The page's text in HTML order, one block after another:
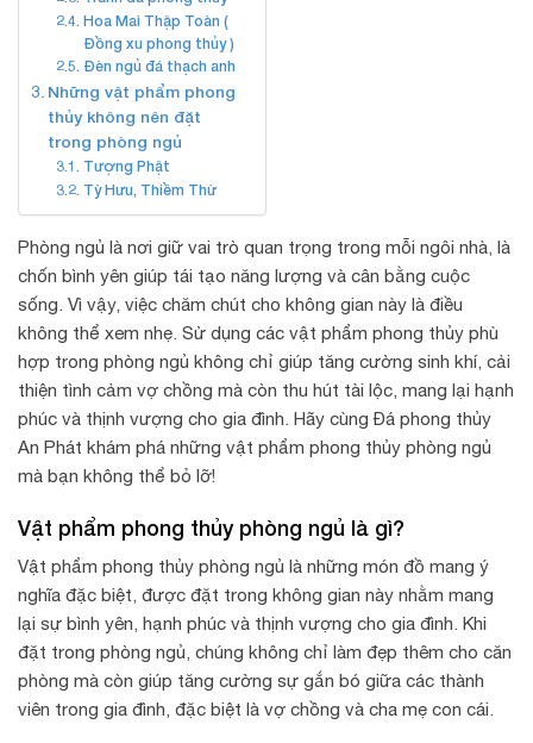
Hoa Mai Thập Toàn (
Đồng xu phong thủy )
Đèn ngủ đá thạch anh
Những vật phẩm phong
thủy không nên đặt
trong phòng ngủ
Tượng Phật
Tỳ Hưu, Thiềm Thừ
Phòng ngủ là nơi giữ vai trò quan trọng trong mỗi ngôi nhà, là
chốn bình yên giúp tái tạo năng lượng và cân bằng cuộc
sống. Vì vậy, việc chăm chút cho không gian này là điều
không thể xem nhẹ. Sử dụng các vật phẩm phong thủy phù
hợp trong phòng ngủ không chỉ giúp tăng cường sinh khí, cải
thiện tình cảm vợ chồng mà còn thu hút tài lộc, mang lại hạnh
phúc và thịnh vượng cho gia đình. Hãy cùng Đá phong thủy
An Phát khám phá những vật phẩm phong thủy phòng ngủ
mà bạn không thể bỏ lỡ!
Vật phẩm phong thủy phòng ngủ là gì?
Vật phẩm phong thủy phòng ngủ là những món đồ mang ý
nghĩa đặc biệt, được đặt trong không gian này nhằm mang
lại sự bình yên, hạnh phúc và thịnh vượng cho gia đình. Khi
đặt trong phòng ngủ, chúng không chỉ làm đẹp thêm cho căn
phòng mà còn giúp tăng cường sự gắn bó giữa các thành
viên trong gia đình, đặc biệt là vợ chồng và cha mẹ con cái.